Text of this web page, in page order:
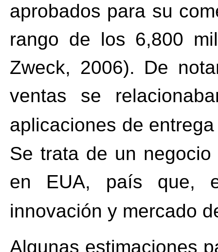
aprobados para su
rango de los 6,800
Zweck, 2006). De
ventas se
aplicaciones de
Se trata de un
en EUA, país que,
innovación y mercado
Algunas estimaciones